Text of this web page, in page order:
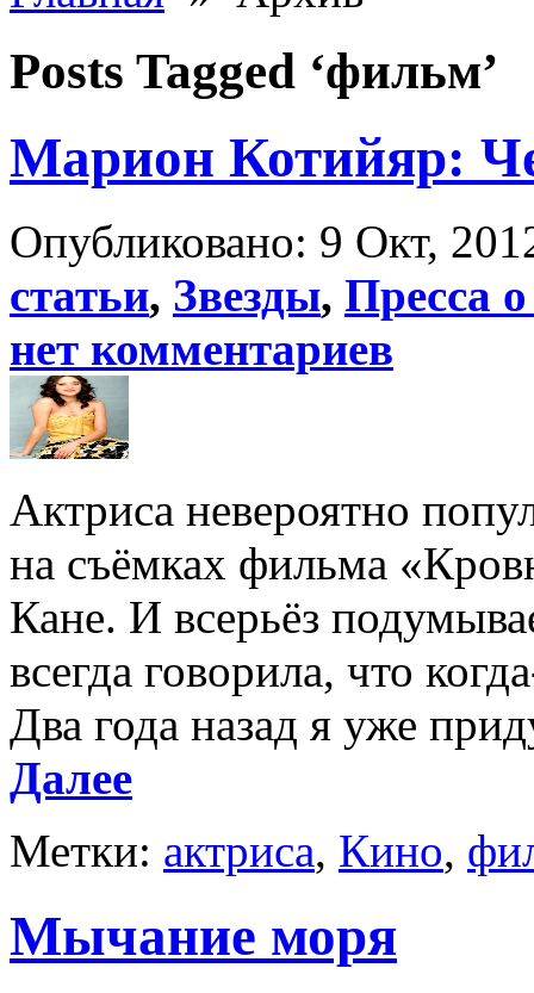
Posts Tagged ‘фильм’
Марион Котийяр:
Опубликовано: 9 Окт,
статьи, Звезды, Пресса о
нет комментариев
Актриса невероятно
на съёмках фильма
Кане. И всерьёз
всегда говорила, что
Два года назад я уже
Далее
Метки: актриса, Кино,
Мычание моря